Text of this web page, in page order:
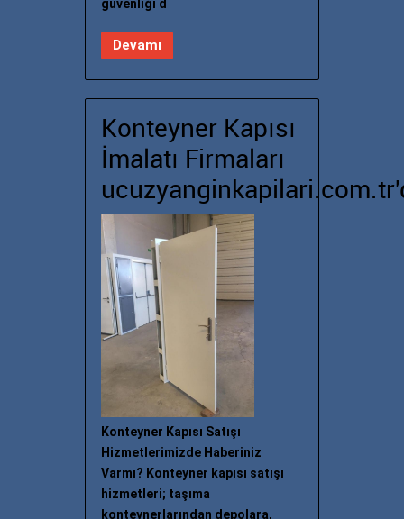
güvenliği d
Devamı
Konteyner Kapısı
İmalatı Firmaları
Konteyner Kapısı Satışı
Hizmetlerimizde Haberiniz
Varmı? Konteyner kapısı satışı
hizmetleri; taşıma
konteynerlarından depolara,